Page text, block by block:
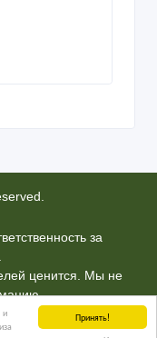
Принять!
и
за
ценится. Мы не
AdMir третьим
правила